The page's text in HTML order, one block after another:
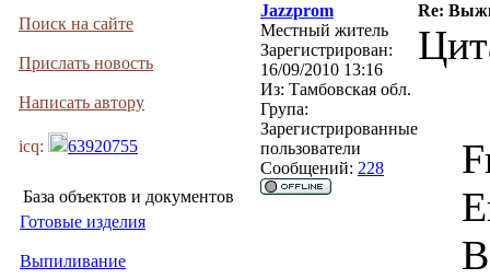
Поиск на сайте
Прислать новость
Написать автору
icq: 63920755
База объектов и документов
Готовые изделия
Выпиливание
Jazzprom
Re:
Местный житель
Зарегистрирован:
16/09/2010 13:16
Из: Тамбовская обл.
Група:
Зарегистрированные
пользователи
Сообщений: 228